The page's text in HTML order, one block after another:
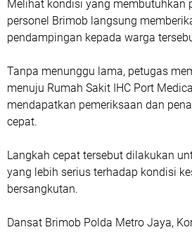
Melihat kondisi yang membutuhkan
personel Brimob langsung
pendampingan kepada warga
‎Tanpa menunggu lama, petugas
menuju Rumah Sakit IHC Port
mendapatkan pemeriksaan dan
cepat.
Langkah cepat tersebut dilakukan
yang lebih serius terhadap kondisi
bersangkutan.
Dansat Brimob Polda Metro Jaya,